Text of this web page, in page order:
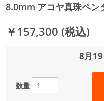
8.0mm アコヤ真珠ペン
￥157,300 (税込)
8月
数量